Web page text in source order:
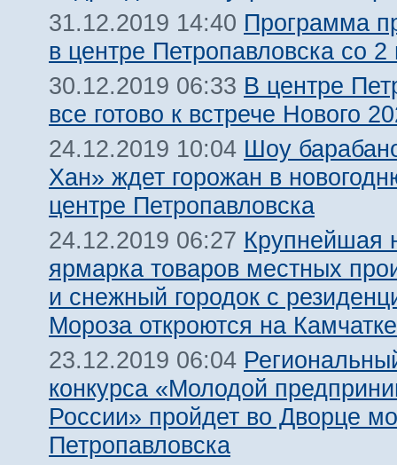
31.12.2019 14:40 Программа
в центре Петропавловска со
30.12.2019 06:33 В центре
все готово к встрече Нового
24.12.2019 10:04 Шоу
Хан» ждет горожан в
центре Петропавловска
24.12.2019 06:27 Крупнейшая
ярмарка товаров местных
и снежный городок с
Мороза откроются на Камчатке
23.12.2019 06:04
конкурса «Молодой
России» пройдет во Дворце
Петропавловска